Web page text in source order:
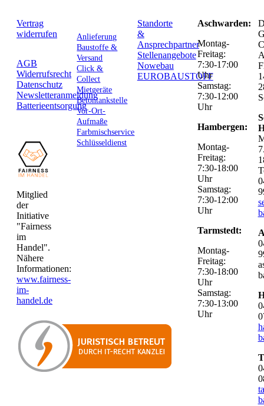
Vertrag
widerrufen
AGB
Widerrufsrecht
Datenschutz
Newsletteranmeldung
Batterieentsorgung
Mitglied
der
Initiative
"Fairness
im
Handel".
Nähere
Informationen:
www.fairness-
im-
handel.de
Anlieferung
Baustoffe &
Versand
Click &
Collect
Mietgeräte
Betontankstelle
Vor-Ort-
Aufmaße
Farbmischservice
Schlüsseldienst
Standorte
&
Ansprechpartner
Stellenangebote
Nowebau
EUROBAUSTOFF
Aschwarden:
Montag-
Freitag:
7:30-17:00
Uhr
Samstag:
7:30-12:00
Uhr
Hambergen:
Montag-
Freitag:
7:30-18:00
Uhr
Samstag:
7:30-12:00
Uhr
Tarmstedt:
Montag-
Freitag:
7:30-18:00
Uhr
Samstag:
7:30-13:00
Uhr